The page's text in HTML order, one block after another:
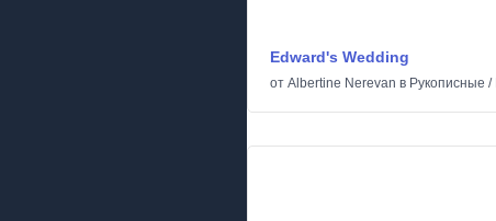
Edward's Wedding
от Albertine Nerevan в Рукописные /